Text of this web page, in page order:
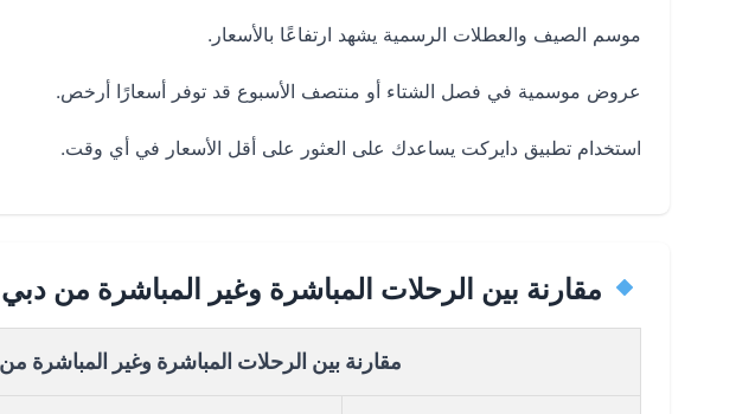
موسم الصيف والعطلات الرسمية يشهد ارتفاعًا بالأسعار.
عروض موسمية في فصل الشتاء أو منتصف الأسبوع قد توفر أسعارًا أرخص.
استخدام تطبيق دايركت يساعدك على العثور على أقل الأسعار في أي وقت.
مقارنة بين الرحلات المباشرة وغير المباشرة من
مقارنة بين الرحلات المباشرة وغير المباشرة